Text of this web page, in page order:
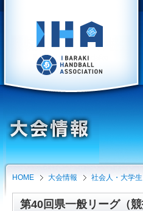
HOME 大会情報 社会人・大学生
第40回県一般リーグ（